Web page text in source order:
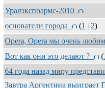
Уралэкспоармс-2010
основатели города
(1 | 2)
Opera, Opera мы очень
Вот как они это делают ?
(
64 года назад миру
Завтра Аргентина